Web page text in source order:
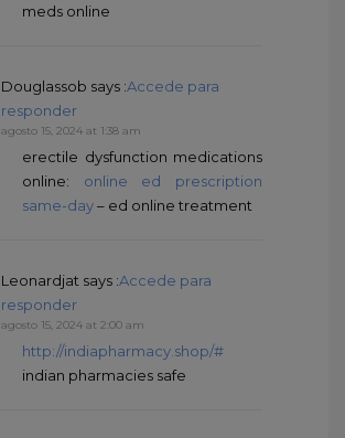
meds online
Douglassob says :Accede para
responder
agosto 15, 2024 at 1:38 am
erectile dysfunction medications
online: online ed prescription
same-day– ed online treatment
Leonardjat says :Accede para
responder
agosto 15, 2024 at 2:00 am
http://indiapharmacy.shop/#
indian pharmacies safe